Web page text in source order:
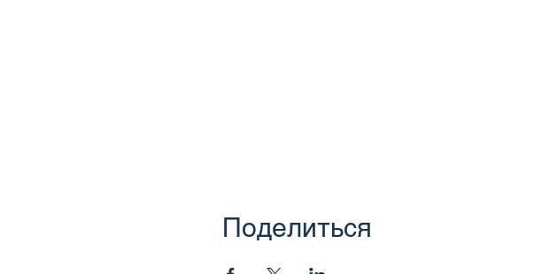
Поделиться